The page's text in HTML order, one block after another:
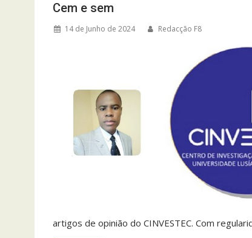
Cem e sem
14 de Junho de 2024 Redacção F8
artigos de opinião do CINVESTEC. Com